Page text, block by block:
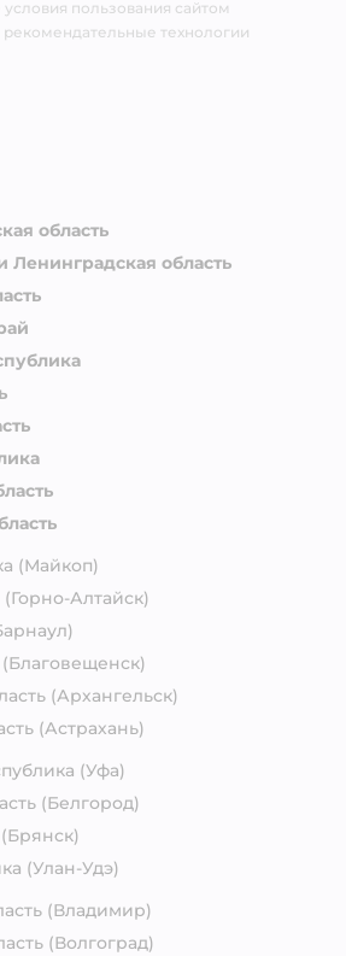
пользования сайтом
технологии
область
Ленинградская область
(Майкоп)
(Горно-Алтайск)
(Благовещенск)
(Архангельск)
(Астрахань)
(Уфа)
(Белгород)
(Брянск)
(Улан-Удэ)
(Владимир)
(Волгоград)